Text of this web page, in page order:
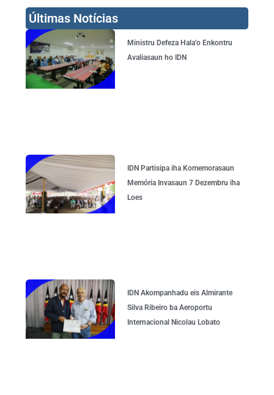
Últimas Notícias
Ministru Defeza Hala’o Enkontru
Avaliasaun ho IDN
IDN Partisipa iha Komemorasaun
Memória Invasaun 7 Dezembru iha
Loes
IDN Akompanhadu eis Almirante
Silva Ribeiro ba Aeroportu
Internacional Nicolau Lobato
Page